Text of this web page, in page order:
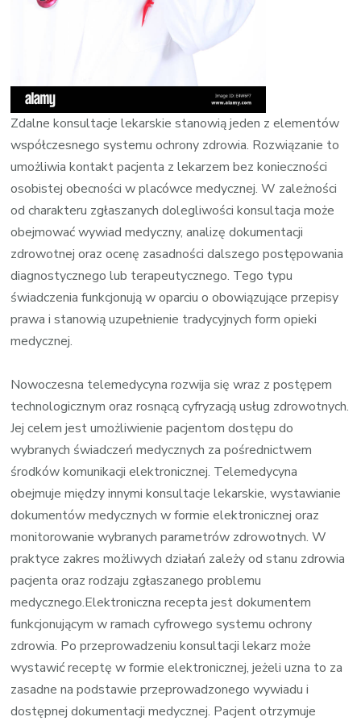
Zdalne konsultacje lekarskie stanowią jeden z elementów
współczesnego systemu ochrony zdrowia. Rozwiązanie to
umożliwia kontakt pacjenta z lekarzem bez konieczności
osobistej obecności w placówce medycznej. W zależności
od charakteru zgłaszanych dolegliwości konsultacja może
obejmować wywiad medyczny, analizę dokumentacji
zdrowotnej oraz ocenę zasadności dalszego postępowania
diagnostycznego lub terapeutycznego. Tego typu
świadczenia funkcjonują w oparciu o obowiązujące przepisy
prawa i stanowią uzupełnienie tradycyjnych form opieki
medycznej.
Nowoczesna telemedycyna rozwija się wraz z postępem
technologicznym oraz rosnącą cyfryzacją usług zdrowotnych.
Jej celem jest umożliwienie pacjentom dostępu do
wybranych świadczeń medycznych za pośrednictwem
środków komunikacji elektronicznej. Telemedycyna
obejmuje między innymi konsultacje lekarskie, wystawianie
dokumentów medycznych w formie elektronicznej oraz
monitorowanie wybranych parametrów zdrowotnych. W
praktyce zakres możliwych działań zależy od stanu zdrowia
pacjenta oraz rodzaju zgłaszanego problemu
medycznego.Elektroniczna recepta jest dokumentem
funkcjonującym w ramach cyfrowego systemu ochrony
zdrowia. Po przeprowadzeniu konsultacji lekarz może
wystawić receptę w formie elektronicznej, jeżeli uzna to za
zasadne na podstawie przeprowadzonego wywiadu i
dostępnej dokumentacji medycznej. Pacjent otrzymuje